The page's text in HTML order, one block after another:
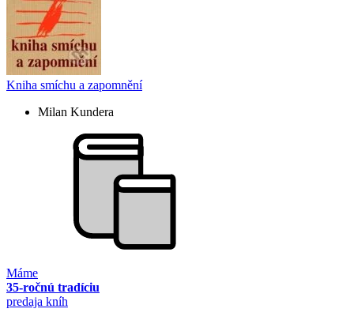
Kniha smíchu a zapomnění
Milan Kundera
Máme
35-ročnú tradíciu
predaja kníh